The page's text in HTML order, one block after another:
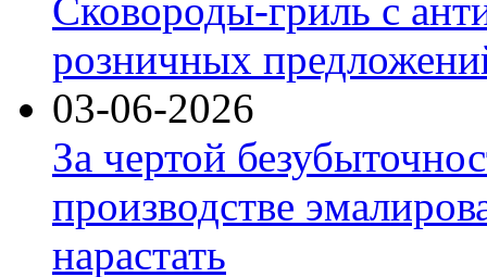
Сковороды-гриль с
розничных
03-06-2026
За чертой
производстве
нарастать